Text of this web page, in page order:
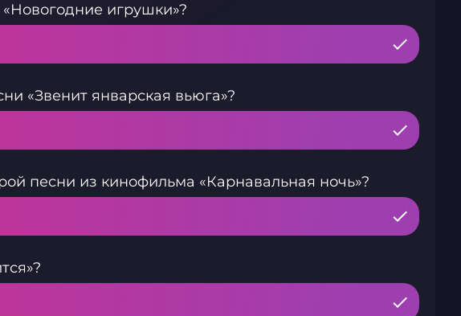
игрушки»?
«Звенит январская вьюга»?
песни из кинофильма «Карнавальная ночь»?